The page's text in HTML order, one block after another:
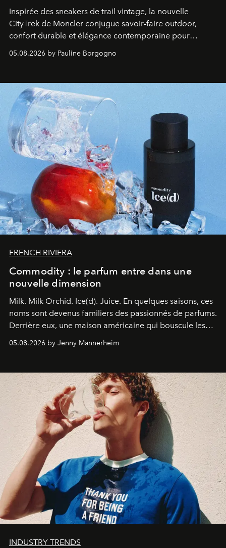
Inspirée des sneakers de trail vintage, la nouvelle
CityTrek de Moncler conjugue savoir-faire outdoor,
confort durable et élégance contemporaine pour
05.08.2026 by Pauline Borgogno
FRENCH RIVIERA
Commodity : le parfum entre dans une
nouvelle dimension
Milk. Milk Orchid. Ice(d). Juice. En quelques saisons, ces
noms sont devenus familiers des passionnés de parfums.
Derrière eux, une maison américaine qui bouscule les
une approche aussi intuitive que personnelle :
05.08.2026 by Jenny Mannerheim
INDUSTRY TRENDS